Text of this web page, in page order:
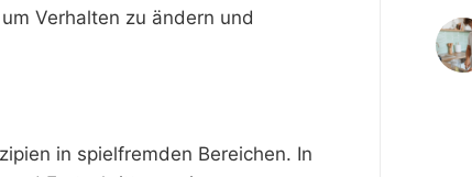
Verhalten zu ändern und
in spielfremden Bereichen. In